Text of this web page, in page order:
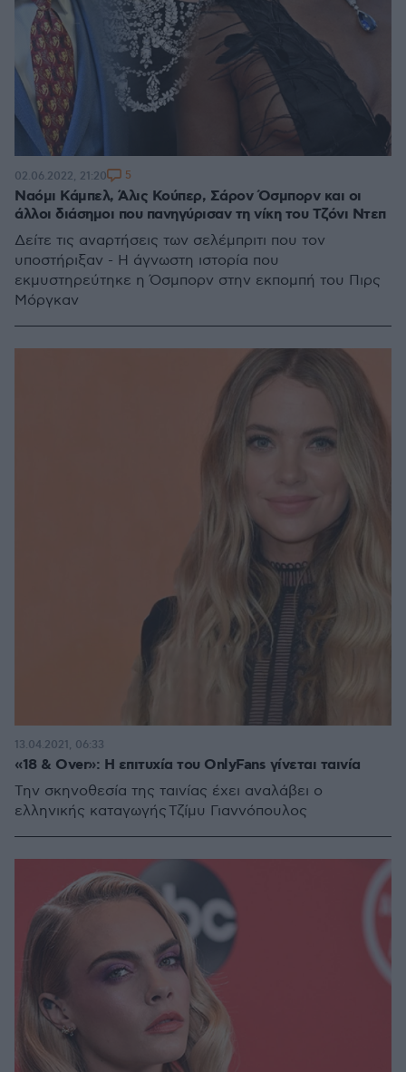
Ναόμι Κάμπελ, Άλις Κούπερ, Σάρον Όσμπορν και οι
άλλοι διάσημοι που πανηγύρισαν τη νίκη του Τζόνι Ντεπ
Δείτε τις αναρτήσεις των σελέμπριτι που τον
υποστήριξαν - Η άγνωστη ιστορία που
εκμυστηρεύτηκε η Όσμπορν στην εκπομπή του Πιρς
Μόργκαν
02.06.2022, 21:20 5
«18 & Over»: Η επιτυχία του OnlyFans γίνεται ταινία
Την σκηνοθεσία της ταινίας έχει αναλάβει ο
ελληνικής καταγωγής Τζίμυ Γιαννόπουλος
13.04.2021, 06:33